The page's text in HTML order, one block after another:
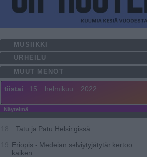
MUSIIKKI
URHEILU
MUUT MENOT
tiistai 15 helmikuu 2022
Näytelmä
Tatu ja Patu Helsingissä
Eriopis - Medeian selviytyjätytär kertoo
kaiken